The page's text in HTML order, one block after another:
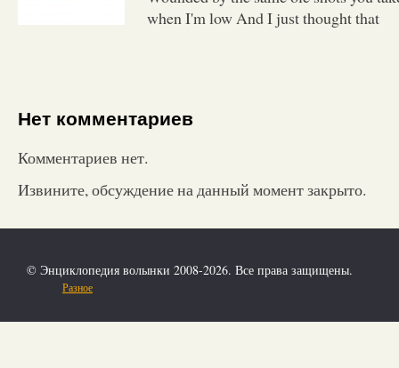
when I'm low And I just thought that
Нет комментариев
Комментариев нет.
Извините, обсуждение на данный момент закрыто.
© Энциклопедия волынки 2008-2026. Все права защищены.
Разное